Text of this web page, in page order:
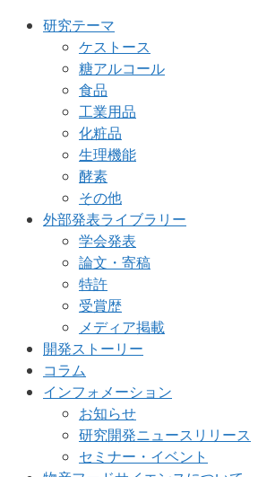
研究テーマ
ケストース
糖アルコール
食品
工業用品
化粧品
生理機能
酵素
その他
外部発表ライブラリー
学会発表
論文・寄稿
特許
受賞歴
メディア掲載
開発ストーリー
コラム
インフォメーション
お知らせ
研究開発ニュースリリース
セミナー・イベント